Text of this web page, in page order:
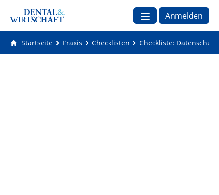
Anmelden
Startseite Praxis Checklisten Checkliste: